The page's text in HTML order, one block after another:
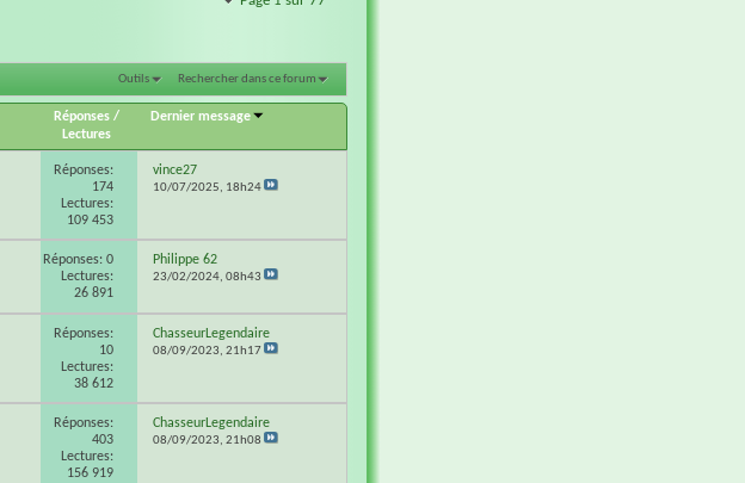
Outils Rechercher dans ce forum
Réponses /
Lectures
Dernier message
Réponses:
174
Lectures:
109 453
vince27
10/07/2025, 18h24
Réponses: 0
Lectures:
26 891
Philippe 62
23/02/2024, 08h43
Réponses:
10
Lectures:
38 612
ChasseurLegendaire
08/09/2023, 21h17
Réponses:
403
Lectures:
156 919
ChasseurLegendaire
08/09/2023, 21h08